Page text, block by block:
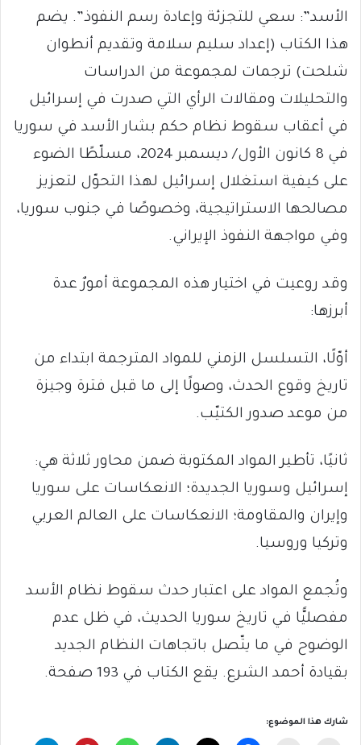
الأسد”: سعي للتجزئة وإعادة رسم النفوذ”. يضم
هذا الكتاب (إعداد سليم سلامة وتقديم أنطوان
شلحت) ترجمات لمجموعة من الدراسات
والتحليلات ومقالات الرأي التي صدرت في إسرائيل
في أعقاب سقوط نظام حكم بشار الأسد في سوريا
في 8 كانون الأول/ ديسمبر 2024، مسلّطًا الضوء
على كيفية استغلال إسرائيل لهذا التحوّل لتعزيز
مصالحها الاستراتيجية، وخصوصًا في جنوب سوريا،
وفي مواجهة النفوذ الإيراني.
وقد روعيت في اختيار هذه المجموعة أمورٌ عدة
أبرزها:
أوّلًا، التسلسل الزمني للمواد المترجمة ابتداء من
تاريخ وقوع الحدث، وصولًا إلى ما قبل فترة وجيزة
من موعد صدور الكتيّب.
ثانيًا، تأطير المواد المكتوبة ضمن محاور ثلاثة هي:
إسرائيل وسوريا الجديدة؛ الانعكاسات على سوريا
وإيران والمقاومة؛ الانعكاسات على العالم العربي
وتركيا وروسيا.
وتُجمع المواد على اعتبار حدث سقوط نظام الأسد
مفصليًّا في تاريخ سوريا الحديث، في ظل عدم
الوضوح في ما يتّصل باتجاهات النظام الجديد
بقيادة أحمد الشرع. يقع الكتاب في 193 صفحة.
شارك هذا الموضوع: